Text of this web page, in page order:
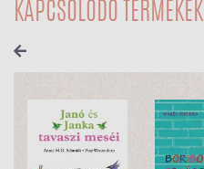
KAPCSOLÓDÓ TERMÉKEK